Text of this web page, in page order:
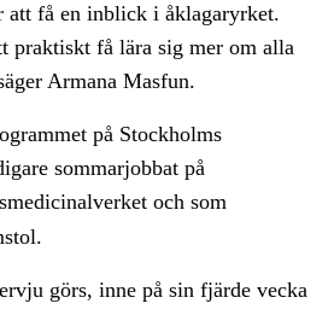
att få en inblick i åklagaryrket.
praktiskt få lära sig mer om alla
Armana Masfun.
på Stockholms
sommarjobbat på
och som
görs, inne på sin fjärde vecka